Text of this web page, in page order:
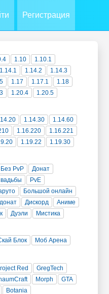
Регистрация
1.10
1.10.1
1.14.1 1.14.2
1.14.3
1.17 1.17.1
1.18
1.20.4
1.20.5
1.14.30
1.14.60
1.16.220
1.16.221
1.19.22
1.19.30
Без PvP
Донат
PvE
Большой онлайн
Дискорд
Аниме
Дуэли
Мистика
Блок
Моб Арена
Red
GregTech
Morph
GTA
Botania